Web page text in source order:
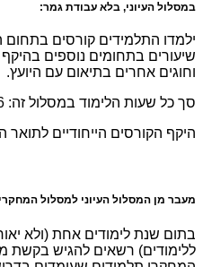
במסלול העיוני, בלא עבודת גמר:
וחוגים אחרים בתיאום עם היועץ.
סך כל שעות הלימוד במסלול זה: 36 ש"ס.
היקף הקורסים הייחודיים לתואר
מעבר מן המסלול העיוני למסלול
בתום שנת לימודים אחת (ולא
ללימודים) רשאים להגיש בקשת